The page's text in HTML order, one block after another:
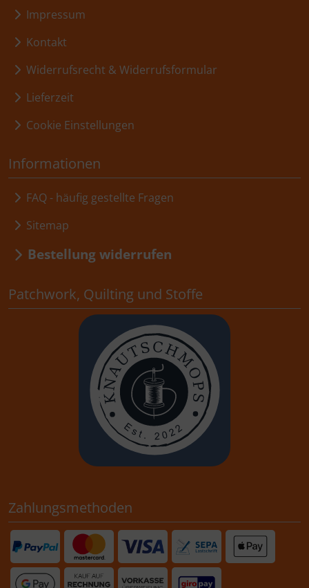
Impressum
Kontakt
Widerrufsrecht & Widerrufsformular
Lieferzeit
Cookie Einstellungen
Informationen
FAQ - häufig gestellte Fragen
Sitemap
Bestellung widerrufen
Patchwork, Quilting und Stoffe
Zahlungsmethoden